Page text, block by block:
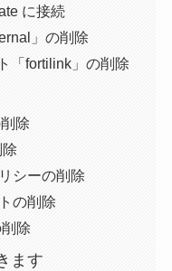
に接続
」の削除
「fortilink」の削除
除
シーの削除
の削除
除
ます